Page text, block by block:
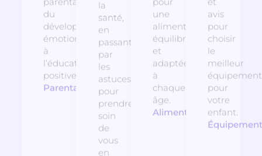
du
développement
émotionnel
à
l’éducation
positive.
Parentalité
la
santé,
en
passant
par
les
astuces
pour
prendre
soin
de
vous
en
une
alimentation
équilibrée
et
adaptée
à
chaque
âge.
Alimentation
avis
pour
choisir
le
meilleur
équipement
pour
votre
enfant.
Équipement